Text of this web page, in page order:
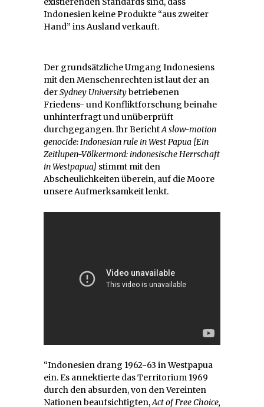
Indonesien keine Produkte “aus zweiter
Hand” ins Ausland verkauft.
Der grundsätzliche Umgang Indonesiens
mit den Menschenrechten ist laut der an
derSydney Universitybetriebenen
Friedens- und Konfliktforschung beinahe
unhinterfragt und unüberprüft
durchgegangen. Ihr BerichtA slow-motion
genocide: Indonesian rule in West Papua [Ein
Zeitlupen-Völkermord: indonesische Herrschaft
in Westpapua] stimmt mit den
Abscheulichkeiten überein, auf die Moore
unsere Aufmerksamkeit lenkt.
“Indonesien drang 1962-63 in Westpapua
ein. Es annektierte das Territorium 1969
durch den absurden, von den Vereinten
Nationen beaufsichtigten,Act of Free Choice,